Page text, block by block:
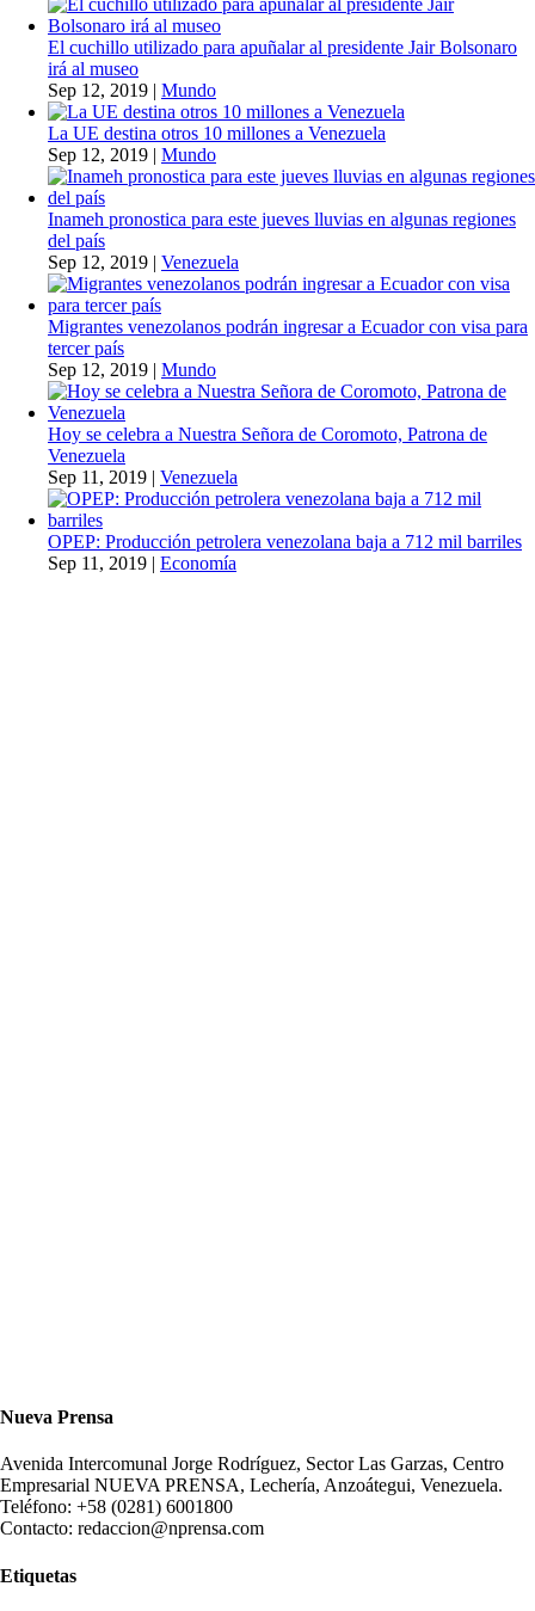
El cuchillo utilizado para apuñalar al presidente Jair Bolsonaro
irá al museo
Sep 12, 2019 | Mundo
La UE destina otros 10 millones a Venezuela
Sep 12, 2019 | Mundo
Inameh pronostica para este jueves lluvias en algunas regiones
del país
Sep 12, 2019 | Venezuela
Migrantes venezolanos podrán ingresar a Ecuador con visa para
tercer país
Sep 12, 2019 | Mundo
Hoy se celebra a Nuestra Señora de Coromoto, Patrona de
Venezuela
Sep 11, 2019 | Venezuela
OPEP: Producción petrolera venezolana baja a 712 mil barriles
Sep 11, 2019 | Economía
Nueva Prensa
Avenida Intercomunal Jorge Rodríguez, Sector Las Garzas, Centro
Empresarial NUEVA PRENSA, Lechería, Anzoátegui, Venezuela.
Teléfono: +58 (0281) 6001800
Contacto: redaccion@nprensa.com
Etiquetas